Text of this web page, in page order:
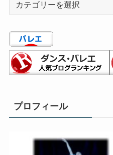
ー
プロフィール